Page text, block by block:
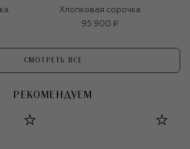
Хлопковая сорочка
95 900 ₽
СМОТРЕТЬ ВСЕ
РЕКОМЕНДУЕМ